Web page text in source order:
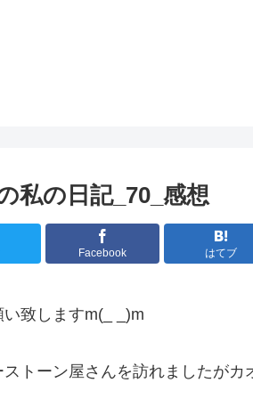
私の日記_70_感想
Facebook はてブ
い致しますm(_ _)m
ストーン屋さんを訪れましたが